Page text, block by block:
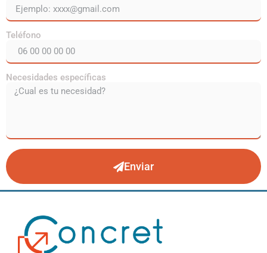
Teléfono
Necesidades específicas
Enviar